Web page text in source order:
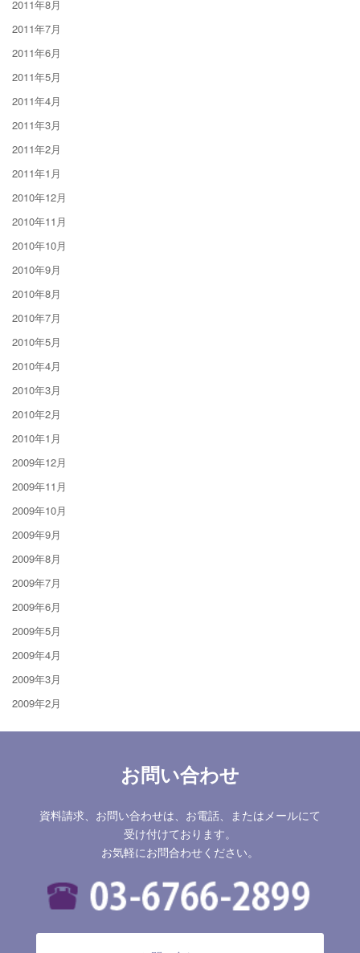
2011年8月
2011年7月
2011年6月
2011年5月
2011年4月
2011年3月
2011年2月
2011年1月
2010年12月
2010年11月
2010年10月
2010年9月
2010年8月
2010年7月
2010年5月
2010年4月
2010年3月
2010年2月
2010年1月
2009年12月
2009年11月
2009年10月
2009年9月
2009年8月
2009年7月
2009年6月
2009年5月
2009年4月
2009年3月
2009年2月
お問い合わせ
資料請求、お問い合わせは、お電話、またはメールにて
受け付けております。
お気軽にお問合わせください。